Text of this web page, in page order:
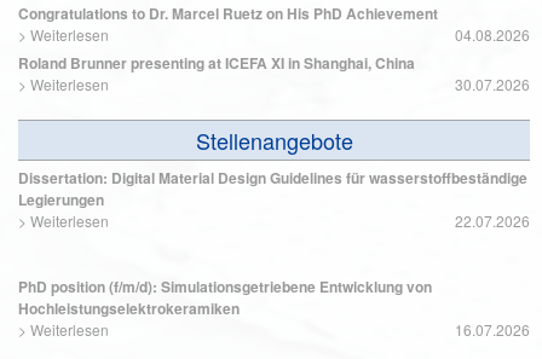
Congratulations to Dr. Marcel Ruetz on His PhD Achievement
> Weiterlesen 04.08.2026
Roland Brunner presenting at ICEFA XI in Shanghai, China
> Weiterlesen 30.07.2026
Stellenangebote
Dissertation: Digital Material Design Guidelines für wasserstoffbeständige
Legierungen
> Weiterlesen 22.07.2026
PhD position (f/m/d): Simulationsgetriebene Entwicklung von
Hochleistungselektrokeramiken
> Weiterlesen 16.07.2026